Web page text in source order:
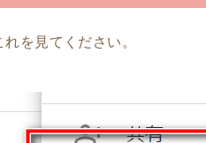
を見てください。